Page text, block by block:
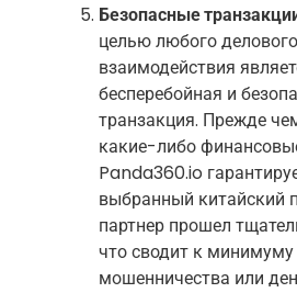
Безопасные
целью любого делового
взаимодействия
бесперебойная и
транзакция. Прежде
какие-либо
Panda360.io
выбранный китайский
партнер прошел
что сводит к минимуму
мошенничества или